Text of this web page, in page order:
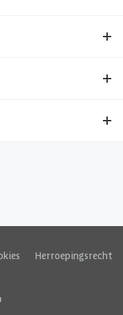
Herroepingsrecht